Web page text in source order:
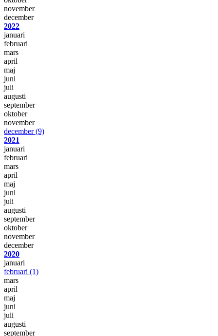
november
december
2022
januari
februari
mars
april
maj
juni
juli
augusti
september
oktober
november
december(9)
2021
januari
februari
mars
april
maj
juni
juli
augusti
september
oktober
november
december
2020
januari
februari (1)
mars
april
maj
juni
juli
augusti
september